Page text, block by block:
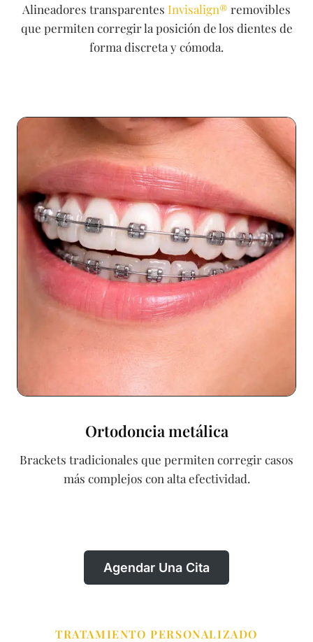
Alineadores transparentes Invisalign® removibles
que permiten corregir la posición de los dientes de
forma discreta y cómoda.
Ortodoncia metálica
Brackets tradicionales que permiten corregir casos
más complejos con alta efectividad.
Agendar Una Cita
TRATAMIENTO PERSONALIZADO